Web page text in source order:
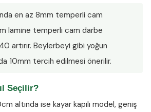
en az 8mm temperli cam
lamine temperli cam darbe
artırır. Beylerbeyi gibi yoğun
10mm tercih edilmesi önerilir.
Seçilir?
altında ise kayar kapılı model, geniş